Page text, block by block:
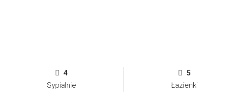
4
Sypialnie
5
Łazienki